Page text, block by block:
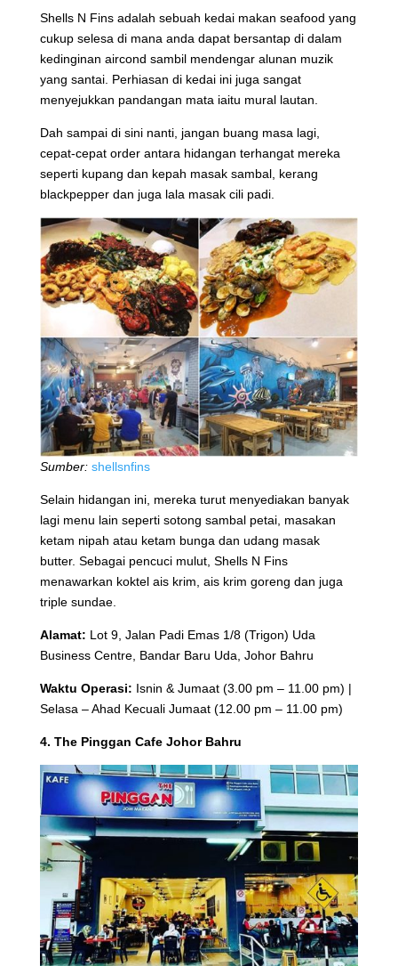
Shells N Fins adalah sebuah kedai makan seafood yang
cukup selesa di mana anda dapat bersantap di dalam
kedinginan aircond sambil mendengar alunan muzik
yang santai. Perhiasan di kedai ini juga sangat
menyejukkan pandangan mata iaitu mural lautan.
Dah sampai di sini nanti, jangan buang masa lagi,
cepat-cepat order antara hidangan terhangat mereka
seperti kupang dan kepah masak sambal, kerang
blackpepper dan juga lala masak cili padi.
Sumber: shellsnfins
Selain hidangan ini, mereka turut menyediakan banyak
lagi menu lain seperti sotong sambal petai, masakan
ketam nipah atau ketam bunga dan udang masak
butter. Sebagai pencuci mulut, Shells N Fins
menawarkan koktel ais krim, ais krim goreng dan juga
triple sundae.
Alamat: Lot 9, Jalan Padi Emas 1/8 (Trigon) Uda
Business Centre, Bandar Baru Uda, Johor Bahru
Waktu Operasi: Isnin & Jumaat (3.00 pm – 11.00 pm) |
Selasa – Ahad Kecuali Jumaat (12.00 pm – 11.00 pm)
4. The Pinggan Cafe Johor Bahru